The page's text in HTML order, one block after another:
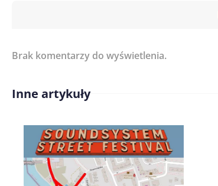
Imię/ Nick*
Brak komentarzy do wyświetlenia.
Inne artykuły